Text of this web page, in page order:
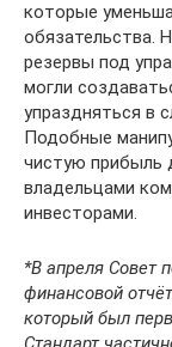
которые
обязательства.
резервы под
могли
упраздняться в
Подобные
чистую прибыль
владельцами
инвесторами.
*В апреля Совет
финансовой
который был